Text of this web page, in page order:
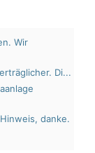
Wir
Di...
danke.